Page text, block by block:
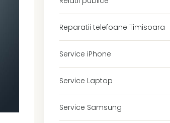
Reparatii telefoane Timisoara
Service iPhone
Service Laptop
Service Samsung